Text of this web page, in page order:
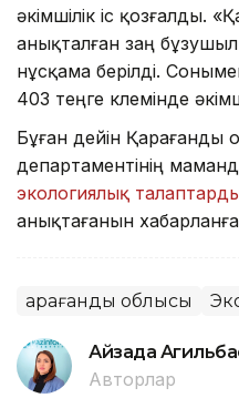
әкімшілік іс қозғалды.
анықталған заң
нұсқама берілді.
403 теңге көлемінде
Бұған дейін Қарағанды
департаментінің
экологиялық
анықтағанын
Қарағанды облысы
Айзада
Авторлар